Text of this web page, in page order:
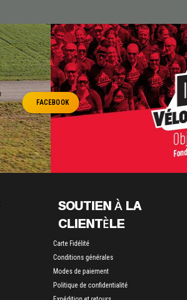
FACEBOOK
SOUTIEN À LA
CLIENTÈLE
Carte Fidélité
Conditions générales
Modes de paiement
Politique de confidentialité